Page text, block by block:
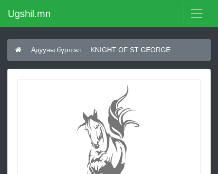
Ugshil.mn
Адууны бүртгэл KNIGHT OF ST GEORGE